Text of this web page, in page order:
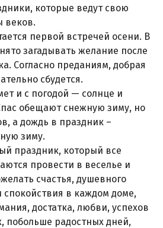
которые ведут свою
веков.
первой встречей осени. В
загадывать желание после
Согласно преданиям, добрая
сбудется.
и с погодой — солнце и
обещают снежную зиму, но
а дождь в праздник –
зиму.
праздник, который все
провести в веселье и
счастья, душевного
в каждом доме,
достатка, любви, успехов
побольше радостных дней,